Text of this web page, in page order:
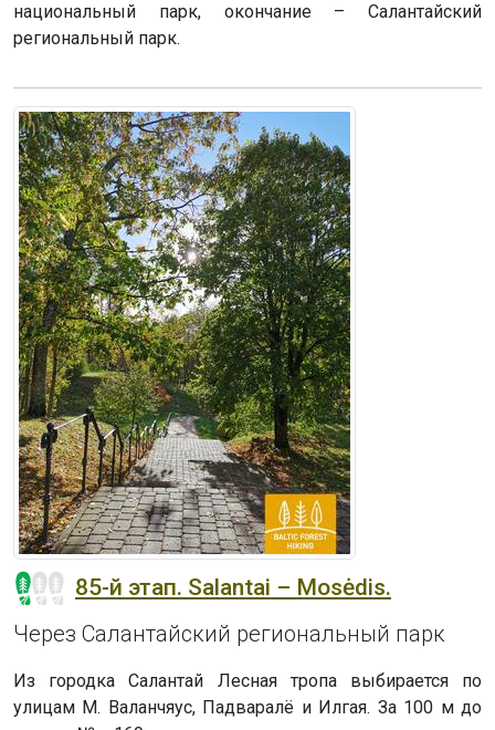
национальный парк, окончание – Салантайский
региональный парк.
85-й этап. Salantai – Mosėdis.
Через Салантайский региональный парк
Из городка Салантай Лесная тропа выбирается по
улицам М. Валанчяус, Падваралё и Илгая. За 100 м до